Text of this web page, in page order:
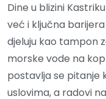
Dine u blizini
već i ključna
djeluju kao tampon
morske vode na
postavlja se pitanje
uslovima, a radovi